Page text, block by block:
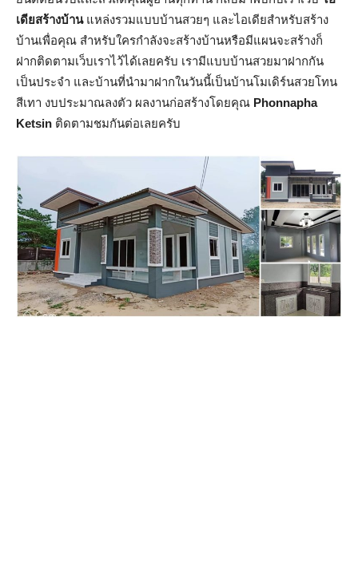
เดียสร้างบ้านแหล่งรวมแบบบ้านสวยๆ และไอเดียสำหรับสร้าง
บ้านเพื่อคุณ สำหรับใครกำลังจะสร้างบ้านหรือมีแผนจะสร้างก็
ฝากติดตามเว็บเราไว้ได้เลยครับ เรามีแบบบ้านสวยมาฝากกัน
เป็นประจำ และบ้านที่นำมาฝากในวันนี้เป็นบ้านโมเดิร์นสวยโทน
สีเทา งบประมาณลงตัว ผลงานก่อสร้างโดยคุณ Phonnapha
Ketsin ติดตามชมกันต่อเลยครับ